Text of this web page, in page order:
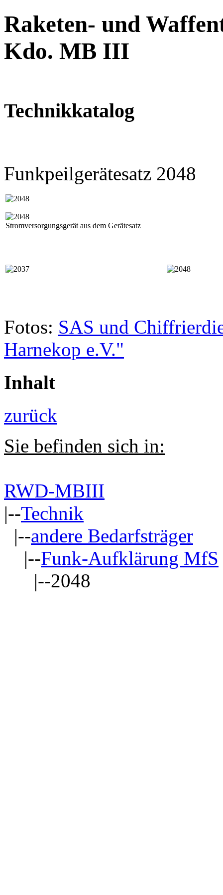
Raketen- und
Kdo. MB III
Technikkatalog
Funkpeilgerätesatz 2048
Stromversorgungsgerät aus dem Gerätesatz
Fotos: SAS und
Harnekop e.V."
Inhalt
zurück
Sie befinden sich in:
RWD-MBIII
|--Technik
|--andere Bedarfsträger
|--Funk-Aufklärung MfS
|--2048